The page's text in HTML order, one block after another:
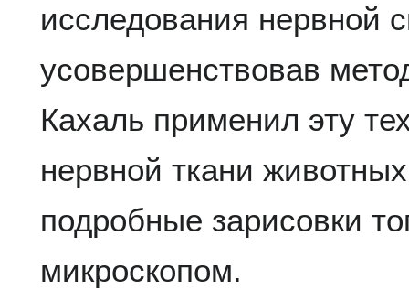
исследования нервной
усовершенствовав
Кахаль применил эту
нервной ткани
подробные зарисовки
микроскопом.